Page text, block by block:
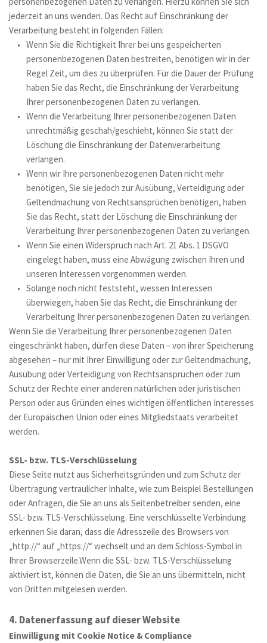
jederzeit an uns wenden. Das Recht auf Einschränkung der
Verarbeitung besteht in folgenden Fällen:
Wenn Sie die Richtigkeit Ihrer bei uns gespeicherten
personenbezogenen Daten bestreiten, benötigen wir in der
Regel Zeit, um dies zu überprüfen. Für die Dauer der Prüfung
haben Sie das Recht, die Einschränkung der Verarbeitung
Ihrer personenbezogenen Daten zu verlangen.
Wenn die Verarbeitung Ihrer personenbezogenen Daten
unrechtmäßig geschah/geschieht, können Sie statt der
Löschung die Einschränkung der Datenverarbeitung
verlangen.
Wenn wir Ihre personenbezogenen Daten nicht mehr
benötigen, Sie sie jedoch zur Ausübung, Verteidigung oder
Geltendmachung von Rechtsansprüchen benötigen, haben
Sie das Recht, statt der Löschung die Einschränkung der
Verarbeitung Ihrer personenbezogenen Daten zu verlangen.
Wenn Sie einen Widerspruch nach Art. 21 Abs. 1 DSGVO
eingelegt haben, muss eine Abwägung zwischen Ihren und
unseren Interessen vorgenommen werden.
Solange noch nicht feststeht, wessen Interessen
überwiegen, haben Sie das Recht, die Einschränkung der
Verarbeitung Ihrer personenbezogenen Daten zu verlangen.
Wenn Sie die Verarbeitung Ihrer personenbezogenen Daten
eingeschränkt haben, dürfen diese Daten – von ihrer Speicherung
abgesehen – nur mit Ihrer Einwilligung oder zur Geltendmachung,
Ausübung oder Verteidigung von Rechtsansprüchen oder zum
Schutz der Rechte einer anderen natürlichen oder juristischen
Person oder aus Gründen eines wichtigen öffentlichen Interesses
der Europäischen Union oder eines Mitgliedstaats verarbeitet
werden.
SSL- bzw. TLS-Verschlüsselung
Diese Seite nutzt aus Sicherheitsgründen und zum Schutz der
Übertragung vertraulicher Inhalte, wie zum Beispiel Bestellungen
oder Anfragen, die Sie an uns als Seitenbetreiber senden, eine
SSL- bzw. TLS-Verschlüsselung. Eine verschlüsselte Verbindung
erkennen Sie daran, dass die Adresszeile des Browsers von
„http://“ auf „https://“ wechselt und an dem Schloss-Symbol in
Ihrer Browserzeile.Wenn die SSL- bzw. TLS-Verschlüsselung
aktiviert ist, können die Daten, die Sie an uns übermitteln, nicht
von Dritten mitgelesen werden.
4. Datenerfassung auf dieser Website
Einwilligung mit Cookie Notice & Compliance